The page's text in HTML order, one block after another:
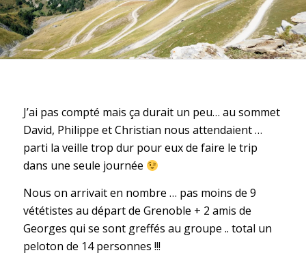
J’ai pas compté mais ça durait un peu… au sommet
David, Philippe et Christian nous attendaient …
parti la veille trop dur pour eux de faire le trip
dans une seule journée
Nous on arrivait en nombre … pas moins de 9
vététistes au départ de Grenoble + 2 amis de
Georges qui se sont greffés au groupe .. total un
peloton de 14 personnes !!!